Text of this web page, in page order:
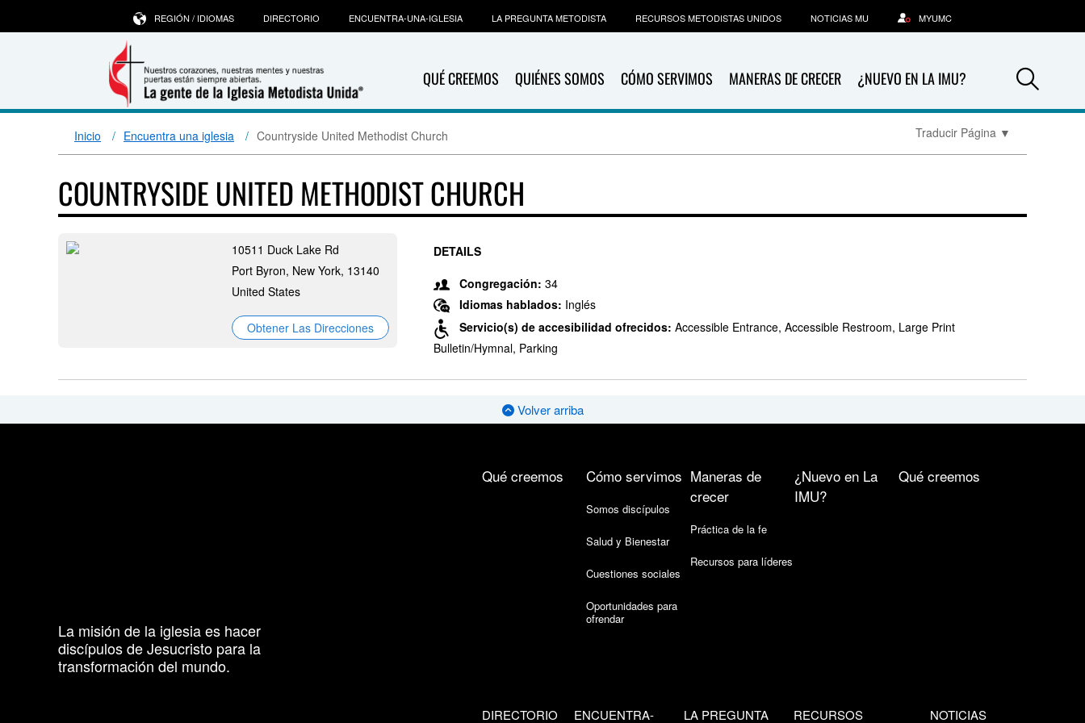
QUÉ CREEMOS QUIÉNES SOMOS CÓMO SERVIMOS MANERAS DE CRECER ¿NUEVO EN LA IMU?
REGIÓN / IDIOMAS DIRECTORIO ENCUENTRA-UNA-IGLESIA LA PREGUNTA METODISTA RECURSOS METODISTAS UNIDOS NOTICIAS MU MYUMC
Inicio Encuentra una iglesia Countryside United Methodist Church Traducir Página ▼
COUNTRYSIDE UNITED METHODIST CHURCH
10511 Duck Lake Rd
Port Byron, New York, 13140
United States
Obtener Las Direcciones
DETAILS
Congregación: 34
Idiomas hablados: Inglés
Servicio(s) de accesibilidad ofrecidos: Accessible Entrance, Accessible Restroom, Large Print
Bulletin/Hymnal, Parking
Volver arriba
La misión de la iglesia es hacer
discípulos de Jesucristo para la
transformación del mundo.
Qué creemos Cómo servimos
Somos discípulos
Salud y Bienestar
Cuestiones sociales
Oportunidades para
ofrendar
Maneras de
crecer
Práctica de la fe
Recursos para líderes
¿Nuevo en La
IMU?
Qué creemos
DIRECTORIO
ENCUENTRA-
LA PREGUNTA
RECURSOS
NOTICIAS